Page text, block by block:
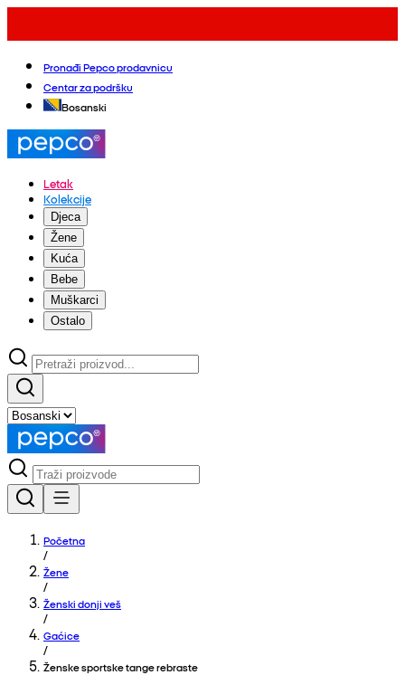
Pronađi Pepco prodavnicu
Centar za podršku
Bosanski
Letak
Kolekcije
Djeca
Žene
Kuća
Bebe
Muškarci
Ostalo
Početna
/
Žene
/
Ženski donji veš
/
Gaćice
/
Ženske sportske tange rebraste